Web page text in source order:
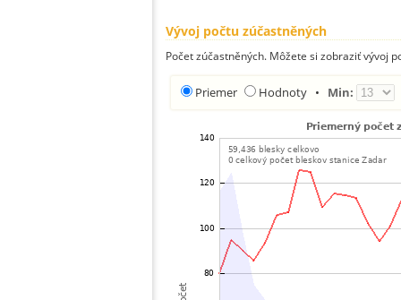
Vývoj počtu zúčastněných
Počet zúčastněných. Môžete si zobraziť vývoj
Priemer Hodnoty • Min: